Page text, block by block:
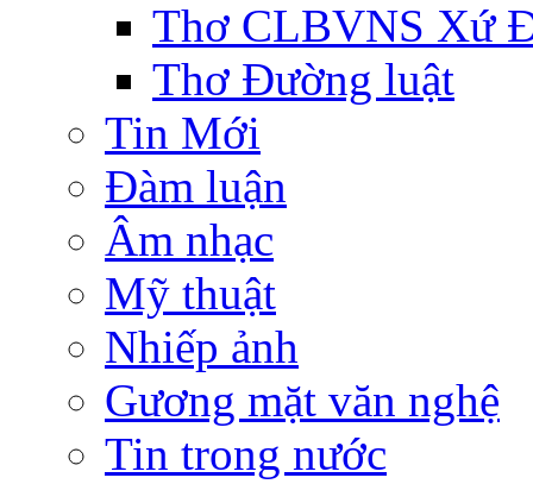
Thơ CLBVNS Xứ
Thơ Đường luật
Tin Mới
Đàm luận
Âm nhạc
Mỹ thuật
Nhiếp ảnh
Gương mặt văn nghệ
Tin trong nước